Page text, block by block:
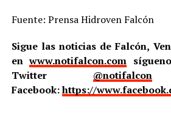
Fuente: Prensa Hidroven Falcón
Sigue las noticias de Falcón,
enwww.notifalcon.com
Twitter @notifalcon
Facebook:https://